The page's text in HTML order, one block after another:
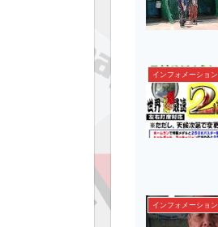
インフォメーション
インフォメーション